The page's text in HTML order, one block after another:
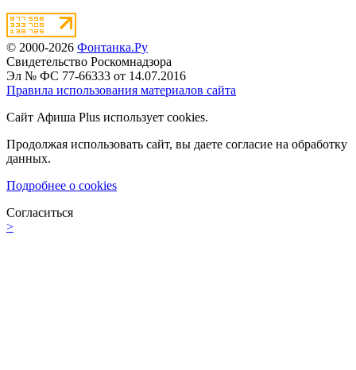
© 2000-2026 Фонтанка.Ру
Свидетельство Роскомнадзора
Эл № ФС 77-66333 от 14.07.2016
Правила использования материалов сайта
Сайт Афиша Plus использует cookies.
Продолжая использовать сайт, вы даете согласие на обработку
данных.
Подробнее о cookies
Согласиться
>